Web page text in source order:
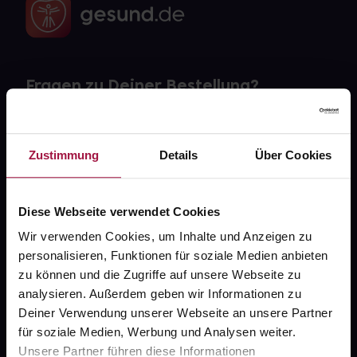
Zustimmung Details Über Cookies
Diese Webseite verwendet Cookies
Wir verwenden Cookies, um Inhalte und Anzeigen zu
personalisieren, Funktionen für soziale Medien anbieten
zu können und die Zugriffe auf unsere Webseite zu
analysieren. Außerdem geben wir Informationen zu
Deiner Verwendung unserer Webseite an unsere Partner
für soziale Medien, Werbung und Analysen weiter.
Unsere Partner führen diese Informationen
Fragen zu Deiner Bestellung?
Kontakt
FAQ
Widerrufsformular
gesund.de
Über uns
Karriere